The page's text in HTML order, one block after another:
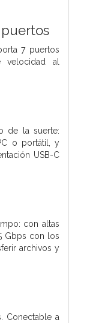
puertos
7 puertos
velocidad al
de la suerte:
o portátil, y
USB-C
con altas
Gbps con los
archivos y
Conectable a